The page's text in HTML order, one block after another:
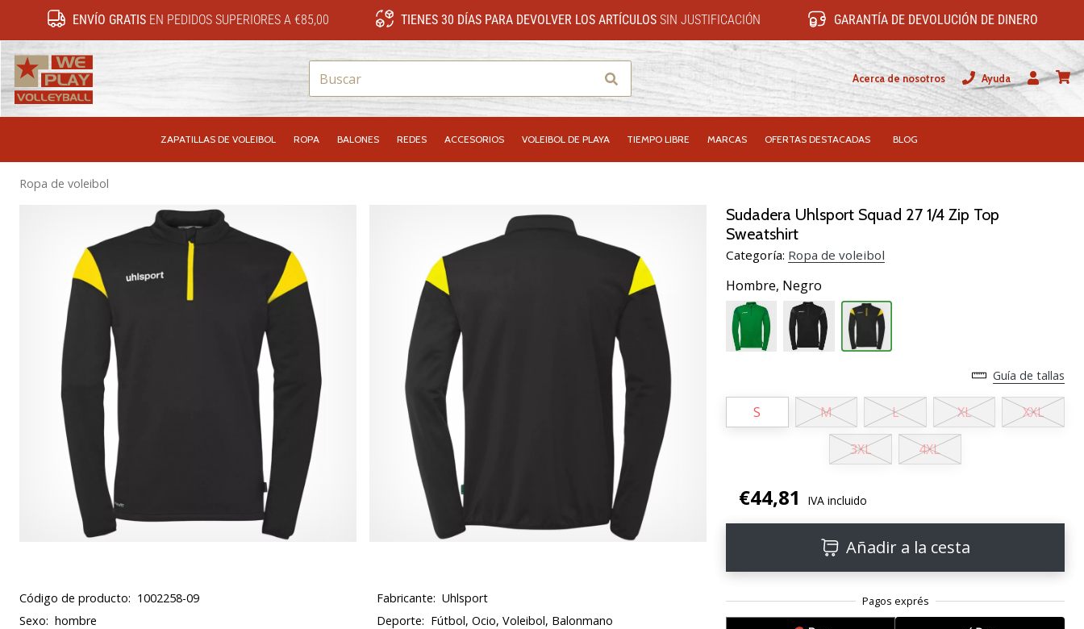
ENVÍO GRATISEN PEDIDOS SUPERIORES A €85,00 TIENES 30 DÍAS PARA DEVOLVER LOS ARTÍCULOS SIN JUSTIFICACIÓN GARANTÍA DE DEVOLUCIÓN DE DINERO
Buscar Acerca de nosotros
Ayuda
Usuario
ZAPATILLAS DE VOLEIBOL ROPA BALONES REDES ACCESORIOS VOLEIBOL DE PLAYA TIEMPO LIBRE MARCAS OFERTAS DESTACADAS BLOG
Ropa de voleibol
Sudadera Uhlsport Squad 27 1/4 Zip Top
Sweatshirt
Categoría: Ropa de voleibol
Hombre, Negro
Guía de tallas
S M L XL XXL
3XL 4XL
€44,81 IVA incluido
Añadir a la cesta
Código de producto: 1002258-09 Fabricante: Uhlsport
Sexo: hombre Deporte: Fútbol, Ocio, Voleibol, Balonmano